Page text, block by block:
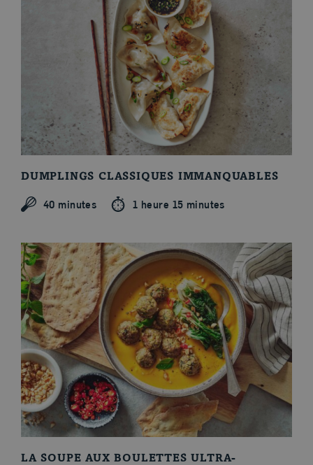
DUMPLINGS CLASSIQUES IMMANQUABLES
40 minutes 1 heure 15 minutes
LA SOUPE AUX BOULETTES ULTRA-